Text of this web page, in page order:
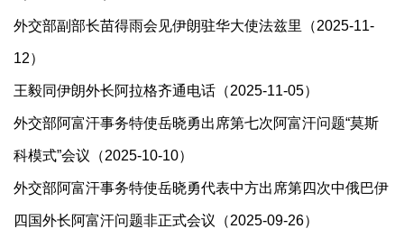
外交部副部长苗得雨会见伊朗驻华大使法兹里（2025-11-
12）
王毅同伊朗外长阿拉格齐通电话（2025-11-05）
外交部阿富汗事务特使岳晓勇出席第七次阿富汗问题“莫斯
科模式”会议（2025-10-10）
​外交部阿富汗事务特使岳晓勇代表中方出席第四次中俄巴伊
四国外长阿富汗问题非正式会议（2025-09-26）